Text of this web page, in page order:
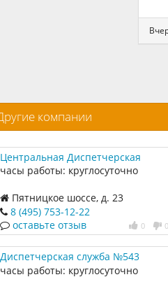
компании
Центральная Диспетчерская
служба
часы работы: круглосуточно
Пятницкое шоссе, д. 23
8 (495) 753-12-22
0 0
оставьте отзыв
Диспетчерская служба №543
часы работы: круглосуточно